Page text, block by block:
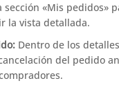
sección «Mis pedidos»
la vista detallada.
Dentro de los
del pedido